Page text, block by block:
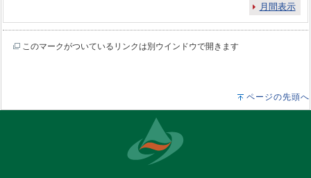
月間表示
このマークがついているリンクは別ウインドウで開きます
ページの先頭へ